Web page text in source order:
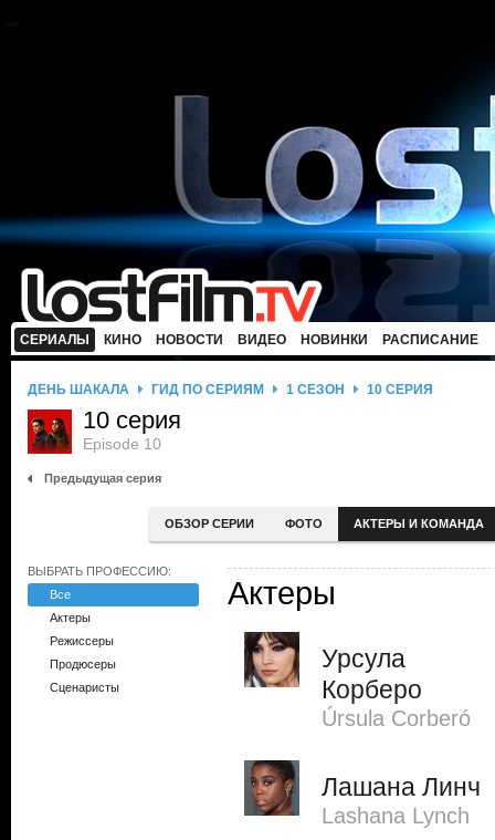
СЕРИАЛЫ КИНО НОВОСТИ ВИДЕО НОВИНКИ РАСПИСАНИЕ
ДЕНЬ ШАКАЛА ГИД ПО СЕРИЯМ 1 СЕЗОН 10 СЕРИЯ
10 серия
Episode 10
Предыдущая серия
ОБЗОР СЕРИИ ФОТО АКТЕРЫ И КОМАНДА
ВЫБРАТЬ ПРОФЕССИЮ:
Все
Актеры
Режиссеры
Продюсеры
Сценаристы
Актеры
Урсула
Корберо
Úrsula Corberó
Лашана Линч
Lashana Lynch